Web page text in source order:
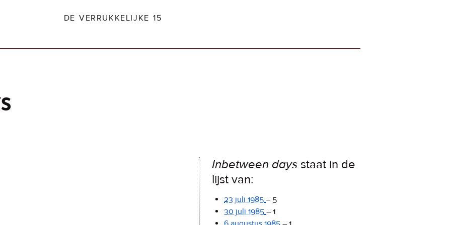
DE VERRUKKELIJKE 15
Inbetween days staat in de
lijst van:
23 juli 1985 – 5
30 juli 1985 – 1